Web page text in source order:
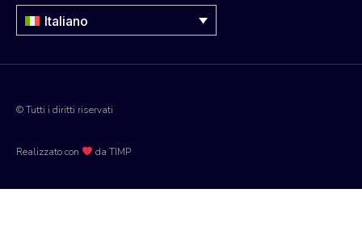
Italiano
© Tutti i diritti riservati
Realizzato con da TIMP